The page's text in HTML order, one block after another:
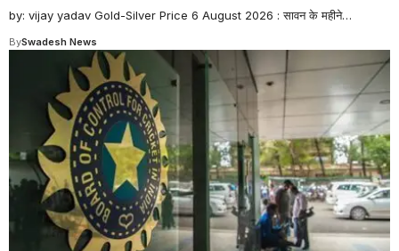
by: vijay yadav Gold-Silver Price 6 August 2026 : सावन के महीने…
BySwadesh News